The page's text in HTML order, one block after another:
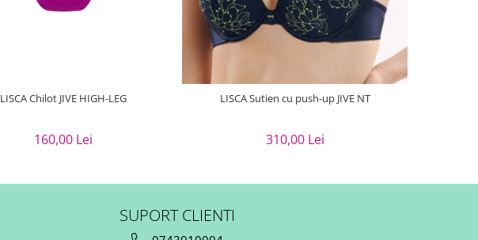
LISCA Chilot JIVE HIGH-LEG
160,00 Lei
LISCA Sutien cu push-up JIVE NT
310,00 Lei
SUPORT CLIENTI